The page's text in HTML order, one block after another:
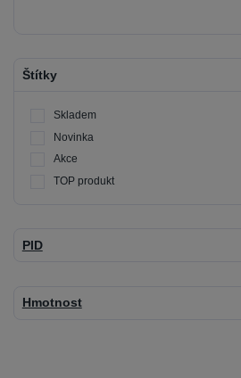
Štítky
Skladem
Novinka
Akce
TOP produkt
PID
Hmotnost